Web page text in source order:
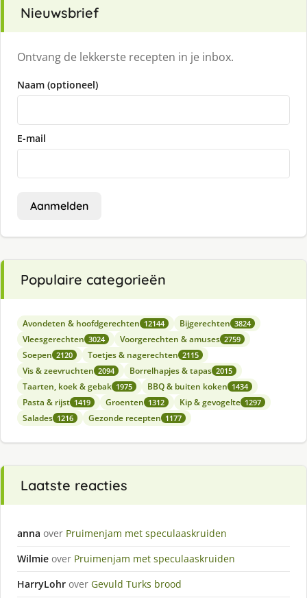
Nieuwsbrief
Ontvang de lekkerste recepten in je inbox.
Naam (optioneel)
E-mail
Aanmelden
Populaire categorieën
Avondeten & hoofdgerechten 12144 Bijgerechten 3824
Vleesgerechten 3024 Voorgerechten & amuses 2759
Soepen 2120 Toetjes & nagerechten 2115
Vis & zeevruchten 2094 Borrelhapjes & tapas 2015
Taarten, koek & gebak 1975 BBQ & buiten koken 1434
Pasta & rijst 1419 Groenten 1312 Kip & gevogelte 1297
Salades 1216 Gezonde recepten 1177
Laatste reacties
anna over Pruimenjam met speculaaskruiden
Wilmie over Pruimenjam met speculaaskruiden
HarryLohr over Gevuld Turks brood